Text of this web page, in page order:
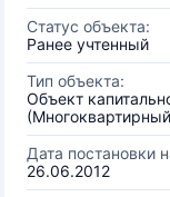
Статус объекта:
Ранее учтенный
Тип объекта:
Объект
Дата постановки
26.06.2012